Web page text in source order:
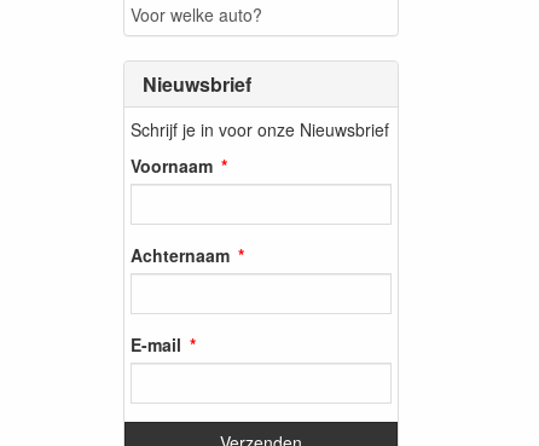
Voor welke auto?
Nieuwsbrief
Schrijf je in voor onze Nieuwsbrief
Voornaam
Achternaam
E-mail